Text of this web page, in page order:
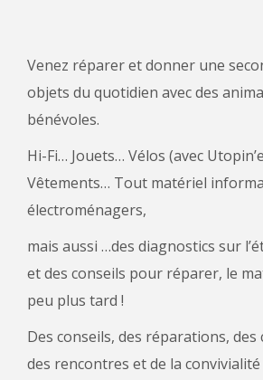
Venez réparer et donner une
objets du quotidien avec des
bénévoles.
Hi-Fi… Jouets… Vélos (avec
Vêtements… Tout matériel
électroménagers,
mais aussi …des diagnostics sur
et des conseils pour réparer, le
peu plus tard !
Des conseils, des réparations, des
des rencontres et de la convivialité